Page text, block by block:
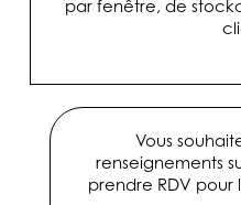
par fenêtre, de
Vous
renseignements
prendre RDV pour